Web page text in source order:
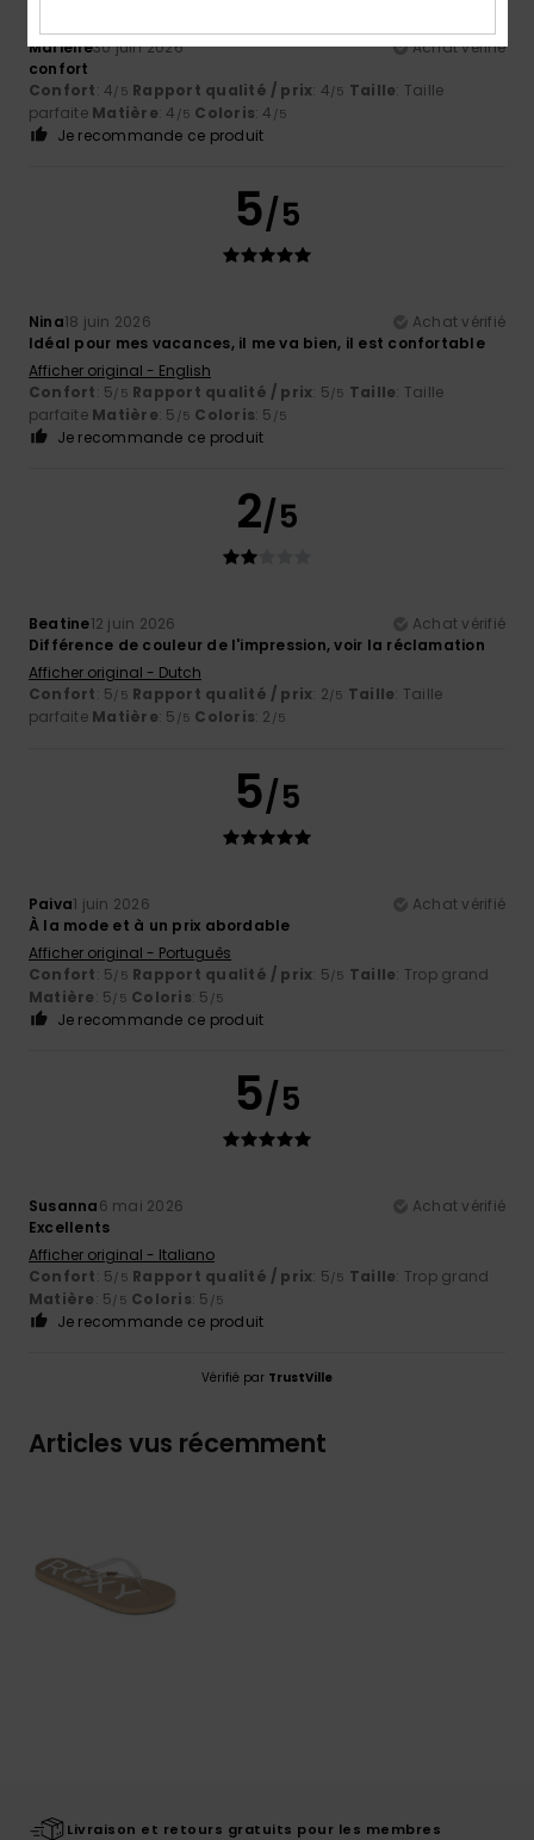
Marielle30 juin 2026
Achat vérifié
confort
Confort: 4/5 Rapport qualité / prix: 4/5 Taille: Taille
parfaite Matière: 4 /5 Coloris: 4 /5
Je recommande ce produit
5/5
Nina18 juin 2026
Achat vérifié
Idéal pour mes vacances, il me va bien, il est confortable
Afficher original - English
Confort: 5/5 Rapport qualité / prix: 5/5 Taille: Taille
parfaite Matière: 5 /5 Coloris: 5 /5
Je recommande ce produit
2/5
Beatine12 juin 2026
Achat vérifié
Différence de couleur de l'impression, voir la réclamation
Afficher original - Dutch
Confort: 5/5 Rapport qualité / prix: 2/5 Taille: Taille
parfaite Matière: 5 /5 Coloris: 2 /5
5/5
Paiva1 juin 2026
Achat vérifié
À la mode et à un prix abordable
Afficher original - Português
Confort: 5/5 Rapport qualité / prix: 5/5 Taille: Trop grand
Matière: 5/5 Coloris: 5 /5
Je recommande ce produit
5/5
Susanna6 mai 2026
Achat vérifié
Excellents
Afficher original - Italiano
Confort: 5/5 Rapport qualité / prix: 5/5 Taille: Trop grand
Matière: 5/5 Coloris: 5 /5
Je recommande ce produit
Vérifié par TrustVille
Articles vus récemment
Livraison et retours gratuits pour les membres